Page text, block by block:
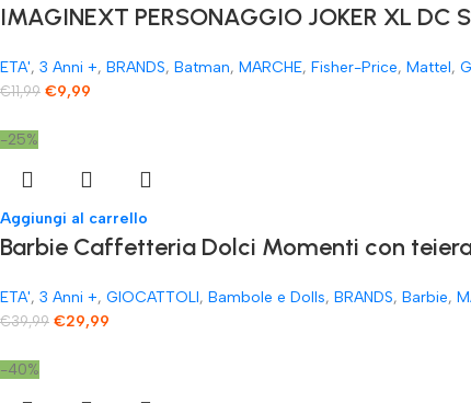
IMAGINEXT PERSONAGGIO JOKER XL DC
ETA', 3 Anni +, BRANDS, Batman, MARCHE, Fisher-Price, Mattel,
€11,99 €9,99
-25%
Aggiungi al carrello
​Barbie Caffetteria Dolci Momenti con
ETA', 3 Anni +, GIOCATTOLI, Bambole e Dolls, BRANDS, Barbie,
€39,99 €29,99
-40%